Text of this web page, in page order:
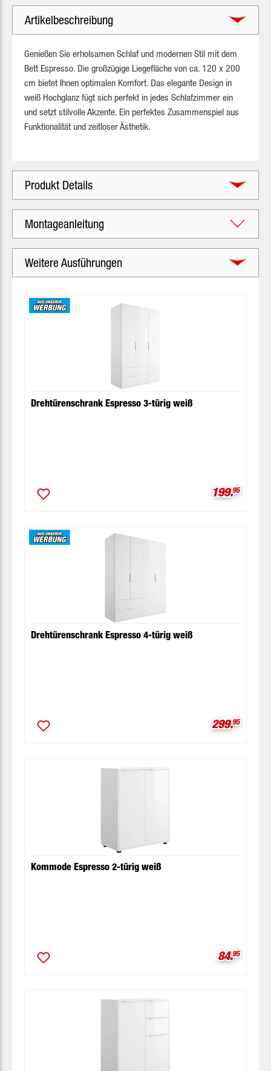
Artikelbeschreibung
Genießen Sie erholsamen Schlaf und modernen Stil mit dem
Bett Espresso. Die großzügige Liegefläche von ca. 120 x 200
cm bietet Ihnen optimalen Komfort. Das elegante Design in
weiß Hochglanz fügt sich perfekt in jedes Schlafzimmer ein
und setzt stilvolle Akzente. Ein perfektes Zusammenspiel aus
Funktionalität und zeitloser Ästhetik.
Produkt Details
Montageanleitung
Weitere Ausführungen
Drehtürenschrank Espresso 3-türig weiß
199.95
Drehtürenschrank Espresso 4-türig weiß
299.95
Kommode Espresso 2-türig weiß
84.95